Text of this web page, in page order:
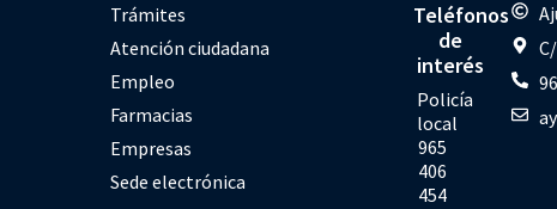
Trámites
Atención ciudadana
Empleo
Farmacias
Empresas
Sede electrónica
Teléfonos
de
interés
Policía
local
965
406
454